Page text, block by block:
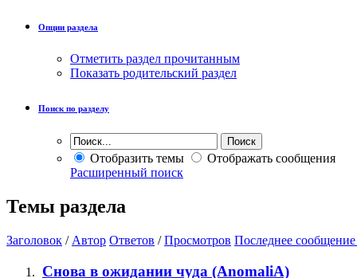
Опции раздела
Отметить раздел прочитанным
Показать родительский раздел
Поиск по разделу
Отобразить темы
Отображать сообщения
Расширенный поиск
Темы раздела
Заголовок / Автор Ответов /Просмотров Последнее сообщение
Снова в ожидании чуда (AnomaliA)